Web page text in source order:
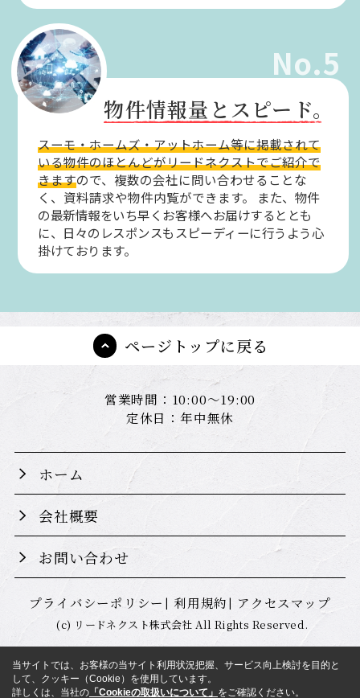
No.5
物件情報量とスピード。
スーモ・ホームズ・アットホーム等に掲載されて
いる物件のほとんどがリードネクストでご紹介で
きますので、複数の会社に問い合わせることな
く、資料請求や物件内覧ができます。
また、物件
の最新情報をいち早くお客様へお届けするととも
に、日々のレスポンスもスピーディーに行うよう心
掛けております。
ページトップに戻る
営業時間：10:00～19:00
定休日：年中無休
ホーム
会社概要
お問い合わせ
プライバシーポリシー 利用規約 アクセスマップ
(c) リードネクスト株式会社 All Rights Reserved.
当サイトでは、お客様の当サイト利用状況把握、サービス向上検討を目的と
して、クッキー（Cookie）を使用しています。
詳しくは、当社の 「Cookieの取扱いについて」 をご確認ください。